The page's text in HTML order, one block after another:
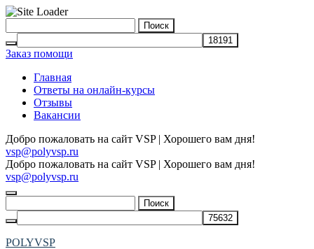
to
content
Заказ помощи
Главная
Ответы на онлайн-курсы
Отзывы
Вакансии
Добро пожаловать на сайт VSP | Хорошего вам дня!
vsp@polyvsp.ru
Добро пожаловать на сайт VSP | Хорошего вам дня!
vsp@polyvsp.ru
POLYVSP